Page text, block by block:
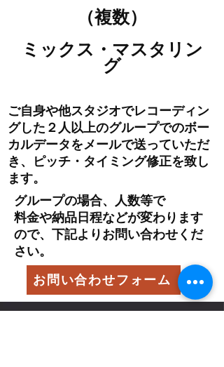
（複数）
​ミックス・マスタリン
グ
ご自身や他スタジオでレコーディン
グした ２人以上のグループでのボー
カルデータをメールで送っていただ
き、
ピッチ・タイミング修正を致し
ます。
グループの場合、人数等で
料金や納品日程などが変わります
ので​、下記よりお問い合わせくだ
さい。
お問い合わせフォーム